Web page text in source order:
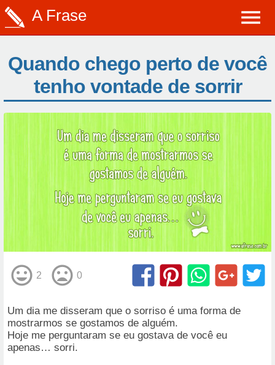
A Frase
Quando chego perto de você
tenho vontade de sorrir
2 0
Um dia me disseram que o sorriso é uma forma de
mostrarmos se gostamos de alguém.
Hoje me perguntaram se eu gostava de você eu
apenas… sorri.